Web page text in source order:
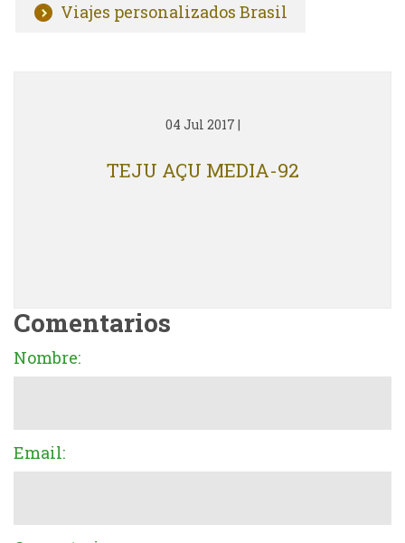
Viajes personalizados Brasil
04 Jul 2017 |
TEJU AÇU MEDIA-92
Comentarios
Nombre:
Email: